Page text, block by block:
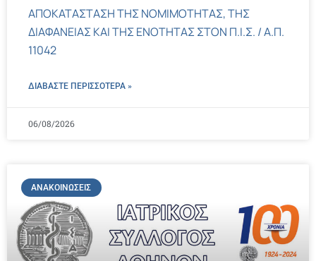
ΑΠΟΚΑΤΑΣΤΑΣΗ ΤΗΣ ΝΟΜΙΜΟΤΗΤΑΣ, ΤΗΣ
ΔΙΑΦΑΝΕΙΑΣ ΚΑΙ ΤΗΣ ΕΝΟΤΗΤΑΣ ΣΤΟΝ Π.Ι.Σ. / Α.Π.
11042
ΔΙΑΒΑΣΤΕ ΠΕΡΙΣΣΌΤΕΡΑ »
06/08/2026
ΑΝΑΚΟΙΝΏΣΕΙΣ